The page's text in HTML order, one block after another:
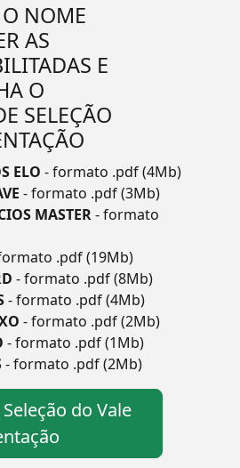
NOME
AS
E
O
SELEÇÃO
ELO - formato .pdf (4Mb)
- formato .pdf (3Mb)
MASTER- formato
.pdf (19Mb)
- formato .pdf (8Mb)
- formato .pdf (4Mb)
- formato .pdf (2Mb)
- formato .pdf (1Mb)
- formato .pdf (2Mb)
do Vale